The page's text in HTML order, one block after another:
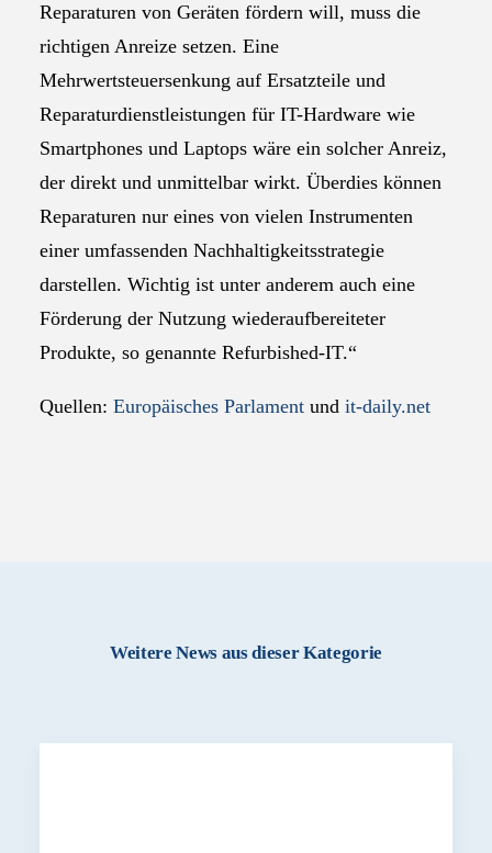
Reparaturen von Geräten fördern will, muss die
richtigen Anreize setzen. Eine
Mehrwertsteuersenkung auf Ersatzteile und
Reparaturdienstleistungen für IT-Hardware wie
Smartphones und Laptops wäre ein solcher Anreiz,
der direkt und unmittelbar wirkt. Überdies können
Reparaturen nur eines von vielen Instrumenten
einer umfassenden Nachhaltigkeitsstrategie
darstellen. Wichtig ist unter anderem auch eine
Förderung der Nutzung wiederaufbereiteter
Produkte, so genannte Refurbished-IT.“
Quellen: Europäisches Parlament und it-daily.net
Weitere News aus dieser Kategorie